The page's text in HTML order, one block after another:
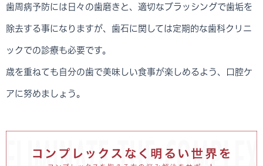
歯周病予防には日々の歯磨きと、適切なブラッシングで歯垢を
除去する事になりますが、歯石に関しては定期的な歯科クリニ
ックでの診療も必要です。
歳を重ねても自分の歯で美味しい食事が楽しめるよう、口腔ケ
アに努めましょう。